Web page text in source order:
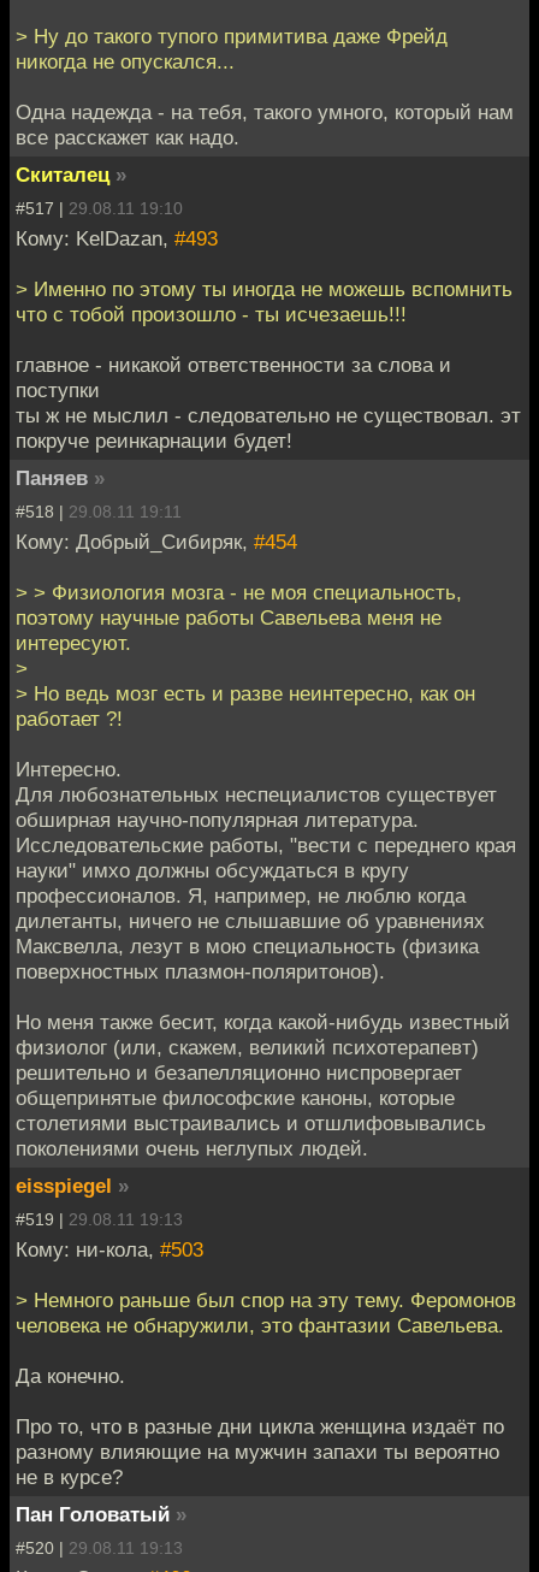
> Ну до такого тупого примитива даже Фрейд
никогда не опускался...
Одна надежда - на тебя, такого умного, который нам
все расскажет как надо.
Скиталец »
#517 | 29.08.11 19:10
Кому: KelDazan, #493
> Именно по этому ты иногда не можешь вспомнить
что с тобой произошло - ты исчезаешь!!!
главное - никакой ответственности за слова и
поступки
ты ж не мыслил - следовательно не существовал. эт
покруче реинкарнации будет!
Паняев »
#518 | 29.08.11 19:11
Кому: Добрый_Сибиряк, #454
> > Физиология мозга - не моя специальность,
поэтому научные работы Савельева меня не
интересуют.
>
> Но ведь мозг есть и разве неинтересно, как он
работает ?!
Интересно.
Для любознательных неспециалистов существует
обширная научно-популярная литература.
Исследовательские работы, "вести с переднего края
науки" имхо должны обсуждаться в кругу
профессионалов. Я, например, не люблю когда
дилетанты, ничего не слышавшие об уравнениях
Максвелла, лезут в мою специальность (физика
поверхностных плазмон-поляритонов).
Но меня также бесит, когда какой-нибудь известный
физиолог (или, скажем, великий психотерапевт)
решительно и безапелляционно ниспровергает
общепринятые философские каноны, которые
столетиями выстраивались и отшлифовывались
поколениями очень неглупых людей.
eisspiegel »
#519 | 29.08.11 19:13
Кому: ни-кола, #503
> Немного раньше был спор на эту тему. Феромонов
человека не обнаружили, это фантазии Савельева.
Да конечно.
Про то, что в разные дни цикла женщина издаёт по
разному влияющие на мужчин запахи ты вероятно
не в курсе?
Пан Головатый »
#520 | 29.08.11 19:13